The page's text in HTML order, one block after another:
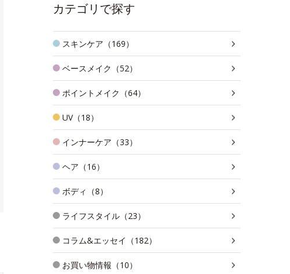
カテゴリで探す
スキンケア（169）
ベースメイク（52）
ポイントメイク（64）
UV（18）
インナーケア（33）
ヘア（16）
ボディ（8）
ライフスタイル（23）
コラム&エッセイ（182）
お買い物情報（10）